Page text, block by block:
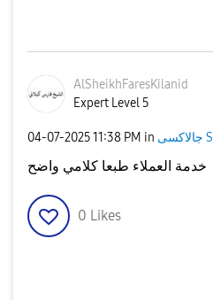
AlSheikhFaresKilanid
Expert Level 5
‎04-07-202511:38 PM in جالاكسى S
خدمة العملاء طبعا كلامي واضح
0 Likes